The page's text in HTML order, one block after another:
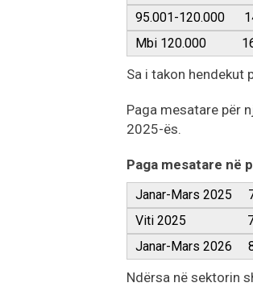
95.001-120.000
Mbi 120.000
Sa i takon hendekut
Paga mesatare për
2025-ës.
Paga mesatare në
Janar-Mars 2025
Viti 2025
Janar-Mars 2026
Ndërsa në sektorin